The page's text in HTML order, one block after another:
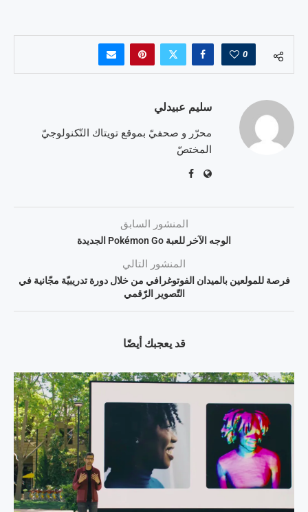
0
سليم عبيدلي
محرّر و صحفيّ بموقع تويتاك التّكنولوجيّ
المختصّ
المنشور السابق
الوجه الآخر للعبة Pokémon Go الجديدة
المنشور التالي
فرصة للمولعين بالميدان الفوتوغرافي من خلال دورة تدريبيّة مجّانية في
التّصوير الرّقمي
قد يعجبك أيضًا